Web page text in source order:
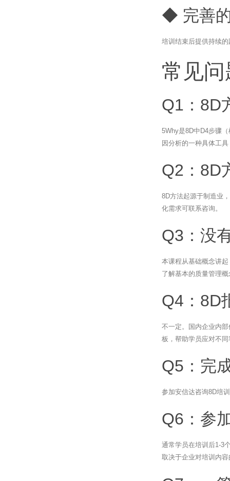
◆ 完善
培训结束后提供持续
常见
Q1：8D
5Why是8D中D4步骤
因分析的一种具体工
Q2：8D
8D方法起源于制造业
化需求可联系咨询。
Q3：没
本课程从基础概念讲
了解基本的质量管理
Q4：8D
不一定。国内企业内
板，帮助学员应对不
Q5：完
参加安信达咨询8D培
Q6：参
通常学员在培训后1-3
取决于企业对培训内